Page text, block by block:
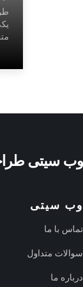
وب سیتی
وب سیتی
تماس با ما
سوالات متداول
درباره ما